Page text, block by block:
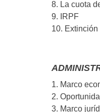
8. La cuota
9. IRPF
10. Extinción
1. Marco
2.
3. Marco